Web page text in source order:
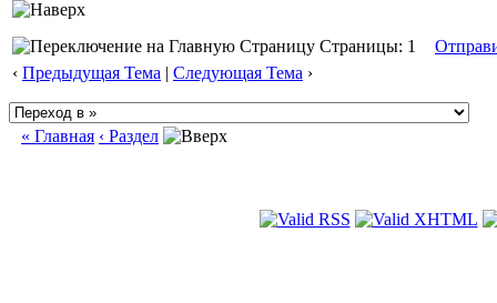
Страницы: 1
‹ Предыдущая Тема | Следующая Тема ›
« Главная ‹ Раздел